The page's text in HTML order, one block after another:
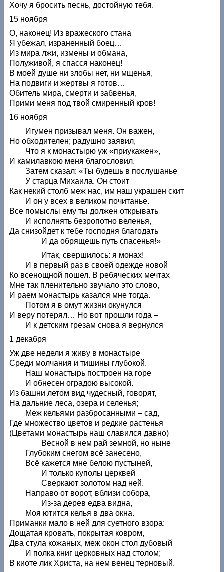
Хочу я бросить песнь, достойную тебя.
15 ноября
О, наконец! Из вражеского стана
Я убежал, израненный боец…
Из мира лжи, измены и обмана,
Полуживой, я спасся наконец!
В моей душе ни злобы нет, ни мщенья,
На подвиги и жертвы я готов…
Обитель мира, смерти и забвенья,
Прими меня под твой смиренный кров!
16 ноября
Игумен призывал меня. Он важен,
Но обходителен; радушно заявил,
Что я к монастырю уж «приукажен»,
И камилавкою меня благословил.
Затем сказал: «Ты будешь в послушанье
У старца Михаила. Он стоит
Как некий столб меж нас, им наш украшен скит
И он у всех в великом почитанье.
Все помыслы ему ты должен открывать
И исполнять безропотно веленья,
Да снизойдет к тебе господня благодать
И да обрящешь путь спасенья!»
Итак, свершилось: я монах!
И в первый раз в своей одежде новой
Ко всенощной пошел. В ребяческих мечтах
Мне так пленительно звучало это слово,
И раем монастырь казался мне тогда.
Потом я в омут жизни окунулся
И веру потерял… Но вот прошли года –
И к детским грезам снова я вернулся
1 декабря
Уж две недели я живу в монастыре
Среди молчания и тишины глубокой.
Наш монастырь построен на горе
И обнесен оградою высокой.
Из башни летом вид чудесный, говорят,
На дальние леса, озера и селенья;
Меж кельями разбросанными – сад,
Где множество цветов и редкие растенья
(Цветами монастырь наш славился давно)
Весной в нем рай земной, но ныне
Глубоким снегом всё занесено,
Всё кажется мне белою пустыней,
И только куполы церквей
Сверкают золотом над ней.
Направо от ворот, вблизи собора,
Из-за дерев едва видна,
Моя ютится келья в два окна.
Приманки мало в ней для суетного взора:
Дощатая кровать, покрытая ковром,
Два стула кожаных, меж окон стол дубовый
И полка книг церковных над столом;
В киоте лик Христа, на нем венец терновый.